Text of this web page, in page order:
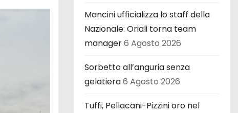
Mancini ufficializza lo staff della
Nazionale: Oriali torna team
manager6 Agosto 2026
Sorbetto all’anguria senza
gelatiera6 Agosto 2026
Tuffi, Pellacani-Pizzini oro nel